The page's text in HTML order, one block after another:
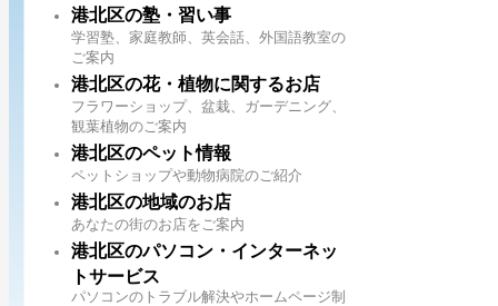
港北区の塾・習い事
学習塾、家庭教師、英会話、外国語教室の
ご案内
港北区の花・植物に関するお店
フラワーショップ、盆栽、ガーデニング、
観葉植物のご案内
港北区のペット情報
ペットショップや動物病院のご紹介
港北区の地域のお店
あなたの街のお店をご案内
港北区のパソコン・インターネッ
トサービス
パソコンのトラブル解決やホームページ制